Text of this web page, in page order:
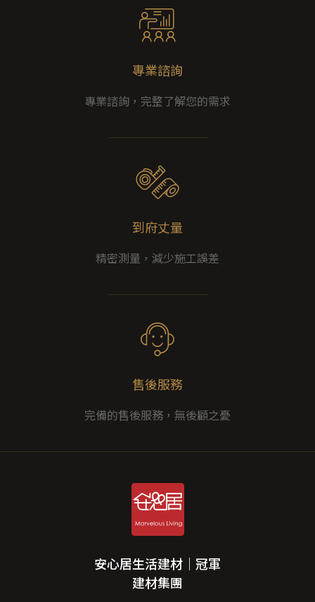
專業諮詢
專業諮詢，完整了解您的需求
到府丈量
精密測量，減少施工誤差
售後服務
完備的售後服務，無後顧之憂
安心居生活建材｜冠軍
建材集團